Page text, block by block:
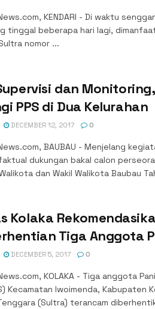
KENDARI - Di waktu
tinggal beberapa hari lagi,
nomor ...
dan
PPS di Dua Kelurahan
DECEMBER 12, 2017 0
BAUBAU - Menjelang
dukungan bakal calon
dan Wakil Walikota Baubau
Kolaka
Tiga Anggota
DECEMBER 5, 2017 0
KOLAKA - Tiga anggota
Kecamatan Iwoimenda, Kabupaten
(Sultra) terancam